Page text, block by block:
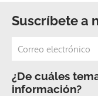
Suscríbete a
¿De cuáles
información?